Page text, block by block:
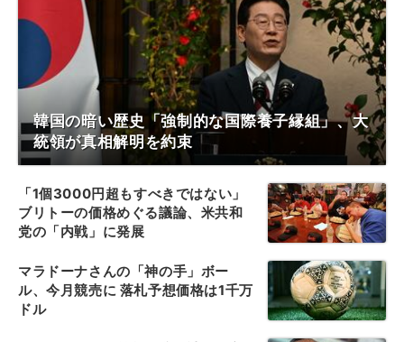
韓国の暗い歴史「強制的な国際養子縁組」、大
統領が真相解明を約束
「1個3000円超もすべきではない」
ブリトーの価格めぐる議論、米共和
党の「内戦」に発展
マラドーナさんの「神の手」ボー
ル、今月競売に 落札予想価格は1千万
ドル